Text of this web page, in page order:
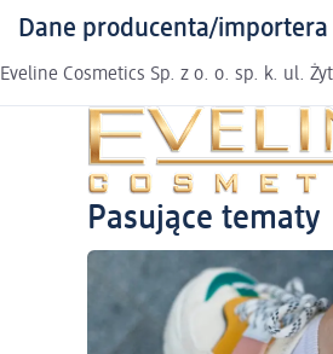
Dane producenta/importera
Eveline Cosmetics Sp. z o. o. sp. k. ul.
Pasujące tematy